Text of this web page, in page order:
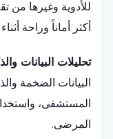
للأدوية وغيرها
أكثر أماناً وراحة
تحليلات البيانات
البيانات الضخمة
المستشفى،
المرضى.